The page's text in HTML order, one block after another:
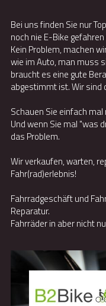
Bei uns finden Sie nur
noch nie E-Bike
Kein Problem, machen
wie im Auto, man muss
braucht es eine gute
abgestimmt ist. Wir sind
Schauen Sie einfach
Und wenn Sie mal "was
das Problem.
Wir verkaufen, warten,
Fahr(rad)erlebnis!
Fahrradgeschäft und
Reparatur.
Fahrräder in aber nicht